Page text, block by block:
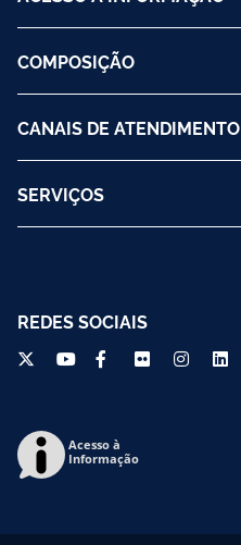
COMPOSIÇÃO
CANAIS DE ATENDIMENTO
SERVIÇOS
REDES SOCIAIS
Acesso à
Informação